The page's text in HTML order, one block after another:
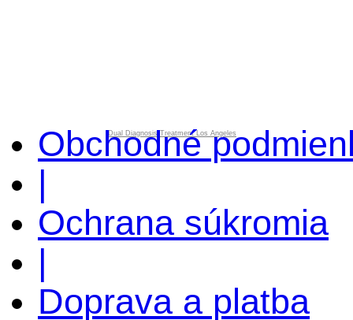
Dual Diagnosis Treatment Los Angeles
Obchodné
|
Ochrana súkromia
|
Doprava a platba